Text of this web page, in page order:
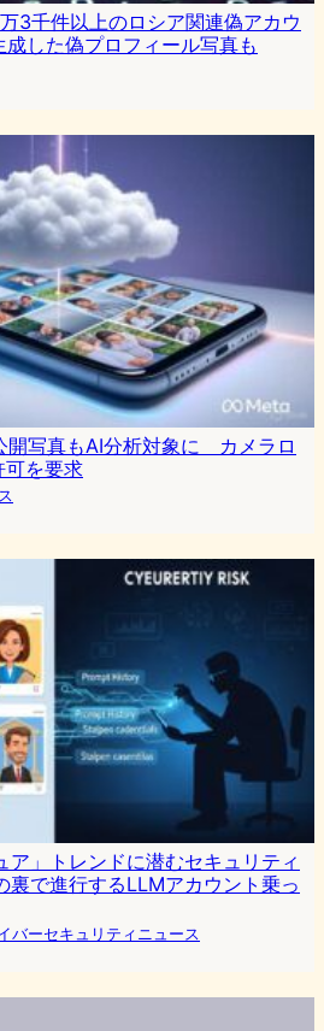
3千件以上のロシア関連偽アカウ
した偽プロフィール写真も
写真もAI分析対象に カメラロ
可を要求
」トレンドに潜むセキュリティ
で進行するLLMアカウント乗っ
バーセキュリティニュース